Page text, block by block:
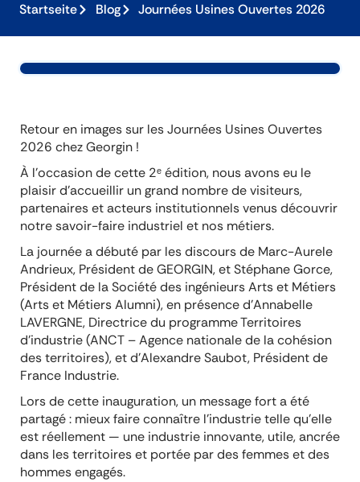
Startseite Blog Journées Usines Ouvertes 2026
Retour en images sur les Journées Usines Ouvertes
2026 chez Georgin !
À l’occasion de cette 2ᵉ édition, nous avons eu le
plaisir d’accueillir un grand nombre de visiteurs,
partenaires et acteurs institutionnels venus découvrir
notre savoir-faire industriel et nos métiers.
La journée a débuté par les discours de Marc-Aurele
Andrieux, Président de GEORGIN, et Stéphane Gorce,
Président de la Société des ingénieurs Arts et Métiers
(Arts et Métiers Alumni), en présence d’Annabelle
LAVERGNE, Directrice du programme Territoires
d’industrie (ANCT – Agence nationale de la cohésion
des territoires), et d’Alexandre Saubot, Président de
France Industrie.
Lors de cette inauguration, un message fort a été
partagé : mieux faire connaître l’industrie telle qu’elle
est réellement — une industrie innovante, utile, ancrée
dans les territoires et portée par des femmes et des
hommes engagés.